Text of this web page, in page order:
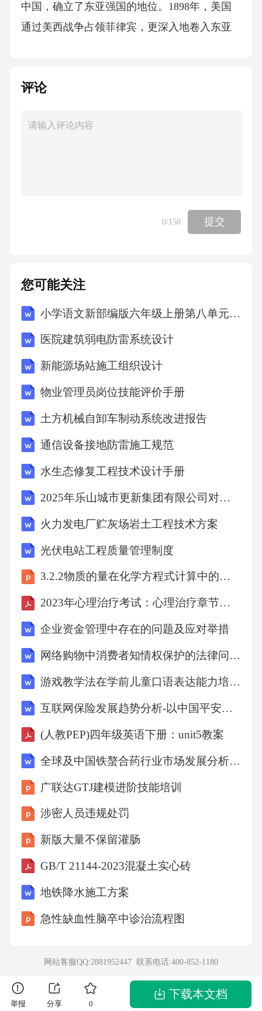
中国，确立了东亚强国的地位。1898年，美国
通过美西战争占领菲律宾，更深入地卷入东亚
而日本在列强中对中国抱有更大的野心。它企
发了全面战争，并与美国在华利益上的矛盾逐
中国则自近代以来首次以大国身份出现在世界
舞台上。——摘编自《美国与东亚关系的历史
（2分）（2）据材料，归的19世纪末至20世纪4
0年代中美关系的变化。（2分）结合所学知
识，概括这一变化对世界局势产生的影响。（2
化的因素有哪些？（3分）13.阅读材料，完成下
列要求.（12分）材料一英国和法国虽然掌握了
国联的领导权，但却缺乏足够的力量处理纷至
沓来的国际紧张局势。国联规定了集体安全原
却在很大程度上使这一原则归于无效。各国间
的利益冲突使国联很难采取有效的行动，……
国联的这些弱点使它无法承担起维护国际和平
与安全的任务。材料二冷战期间，联合国成了
美苏交锋的一个重要战场。美苏之间的对立在
很大程度上削弱了联合国的效能，它们的否决
权使联合国在许多问题上都不能采取有效的行
动。但联合国也并非一无所成，作为美苏冲突
大战爆发方面扮演了非常重要的角色，冷战结
束后，联合国开始致力于解决地区争端，进行
人道主义救援和促进国际经济文化合作，在推
动阿以和平进程、索马里维和、救济难民、反
对恐怖主义活动等方面，联合国正发挥着越来
越重要的作用。——以上材料均摘编自《历史
学科专题讲座》（1）据材料一，指出国联成立
的宗旨（2分）（2）据材料二，概括联合国成
联和联合国宗旨落实情况不同，综合上述材料
和所学知识，概括落实情况不同的原因。（6
分）14.阅读材料，综合运用所学知识探究问
题。（30分）材料中华民族是世界上古老而伟
建统治腐败，中国逐步成为半殖民地半封建社
评论
0/150 提交
您可能关注
小学语文新部编版六年级上册第八单元习作 传承好家风教案（2026秋）
医院建筑弱电防雷系统设计
新能源场站施工组织设计
物业管理员岗位技能评价手册
土方机械自卸车制动系统改进报告
通信设备接地防雷施工规范
水生态修复工程技术设计手册
2025年乐山城市更新集团有限公司对外招聘专业技术人员笔试真题
火力发电厂贮灰场岩土工程技术方案
光伏电站工程质量管理制度
3.2.2物质的量在化学方程式计算中的应用课件高一上学期化学人教版
2023年心理治疗考试：心理治疗章节练习真题模拟汇编（共588题）
企业资金管理中存在的问题及应对举措
网络购物中消费者知情权保护的法律问题研究
游戏教学法在学前儿童口语表达能力培养中的应用
互联网保险发展趋势分析-以中国平安人寿沈阳电话销售中心为例
(人教PEP)四年级英语下册：unit5教案
全球及中国铁螯合药行业市场发展分析及前景趋势与投资发展研究报告2024-2029版
广联达GTJ建模进阶技能培训
涉密人员违规处罚
新版大量不保留灌肠
GB/T 21144-2023混凝土实心砖
地铁降水施工方案
急性缺血性脑卒中诊治流程图
网站客服QQ:2881952447 联系电话:400-852-1180
举报 分享 0
下载本文档